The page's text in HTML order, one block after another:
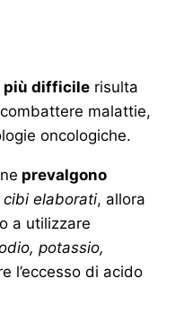
più difficile risulta
malattie,
oncologiche.
prevalgono
elaborati, allora
a utilizzare
potassio,
l’eccesso di acido